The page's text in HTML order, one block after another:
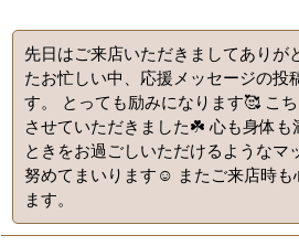
先日はご来店いただきましてありが
たお忙しい中、応援メッセージの投
す。 とっても励みになります🥰 こ
させていただきました☘️ 心も身体も
ときをお過ごしいただけるようなマ
努めてまいります☺️ またご来店時も
ます。